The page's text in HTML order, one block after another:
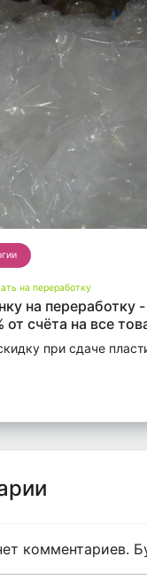
на переработку
на переработку
от счёта на все
при сдаче
комментариев.